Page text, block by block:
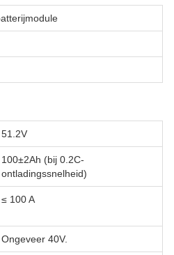
51.2V
100±2Ah (bij 0.2C-
ontladingssnelheid)
≤ 100 A
Ongeveer 40V.